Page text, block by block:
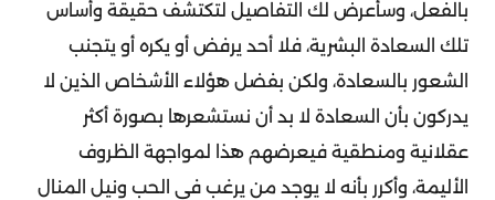
بالفعل، وسأعرض لك التفاصيل لتكتشف حقيقة وأساس
تلك السعادة البشرية، فلا أحد يرفض أو يكره أو يتجنب
الشعور بالسعادة، ولكن بفضل هؤلاء الأشخاص الذين لا
يدركون بأن السعادة لا بد أن نستشعرها بصورة أكثر
عقلانية ومنطقية فيعرضهم هذا لمواجهة الظروف
الأليمة، وأكرر بأنه لا يوجد من يرغب في الحب ونيل المنال